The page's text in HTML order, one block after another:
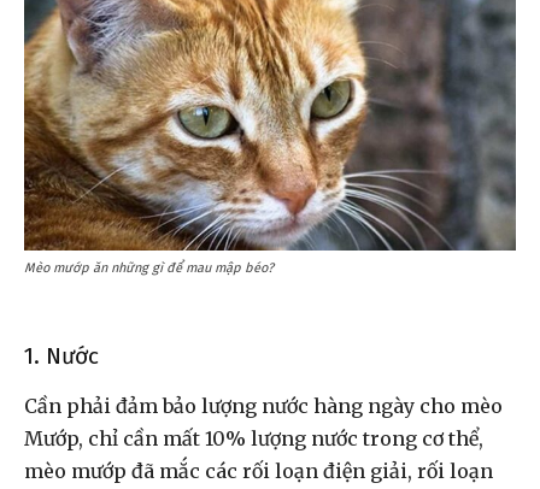
Mèo mướp ăn những gì để mau mập béo?
1. Nước
Cần phải đảm bảo lượng nước hàng ngày cho mèo
Mướp, chỉ cần mất 10% lượng nước trong cơ thể,
mèo mướp đã mắc các rối loạn điện giải, rối loạn